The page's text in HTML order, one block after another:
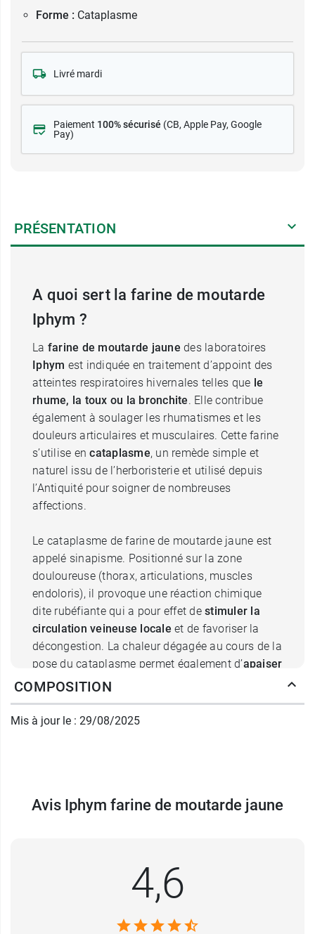
Forme : Cataplasme
Livré mardi
Paiement 100% sécurisé (CB, Apple Pay, Google
Pay)
PRÉSENTATION
A quoi sert la farine de moutarde
Iphym ?
La farine de moutarde jaune des laboratoires
Iphym est indiquée en traitement d’appoint des
atteintes respiratoires hivernales telles que le
rhume, la toux ou la bronchite. Elle contribue
également à soulager les rhumatismes et les
douleurs articulaires et musculaires. Cette farine
s’utilise encataplasme, un remède simple et
naturel issu de l’herboristerie et utilisé depuis
l’Antiquité pour soigner de nombreuses
affections.
Le cataplasme de farine de moutarde jaune est
appelé sinapisme. Positionné sur la zone
douloureuse (thorax, articulations, muscles
endoloris), il provoque une réaction chimique
dite rubéfiante qui a pour effet de stimuler la
circulation veineuse locale et de favoriser la
décongestion. La chaleur dégagée au cours de la
pose du cataplasme permet également d’apaiser
les sensations d’inconfort et de douleur
Très simple à utiliser, la farine de moutarde
supplémentaire. Cette technique ancestrale est
Comment faire un cataplasme à la
COMPOSITION
Mis à jour le : 29/08/2025
Avis Iphym farine de moutarde jaune
4,6